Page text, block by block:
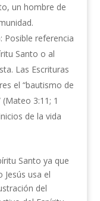
un hombre de
Posible referencia
Santo o al
Las Escrituras
el “bautismo de
(Mateo 3:11; 1
de la vida
Santo ya que
Jesús usa el
del